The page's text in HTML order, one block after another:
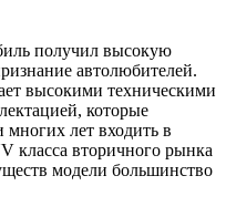
получил высокую
автолюбителей.
высокими техническими
которые
лет входить в
класса вторичного рынка
модели большинство